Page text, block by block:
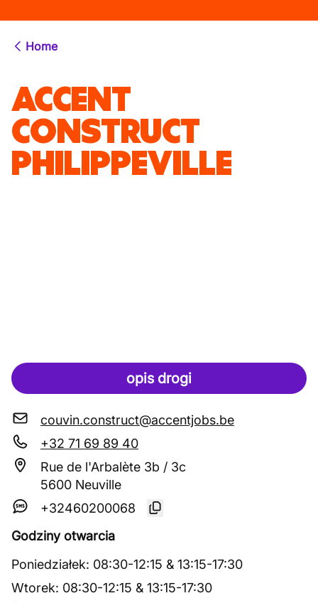
Home
ACCENT
CONSTRUCT
PHILIPPEVILLE
opis drogi
couvin.construct@accentjobs.be
+32 71 69 89 40
Rue de l'Arbalète 3b / 3c
5600 Neuville
+32460200068
Godziny otwarcia
Poniedziałek: 08:30-12:15 & 13:15-17:30
Wtorek: 08:30-12:15 & 13:15-17:30